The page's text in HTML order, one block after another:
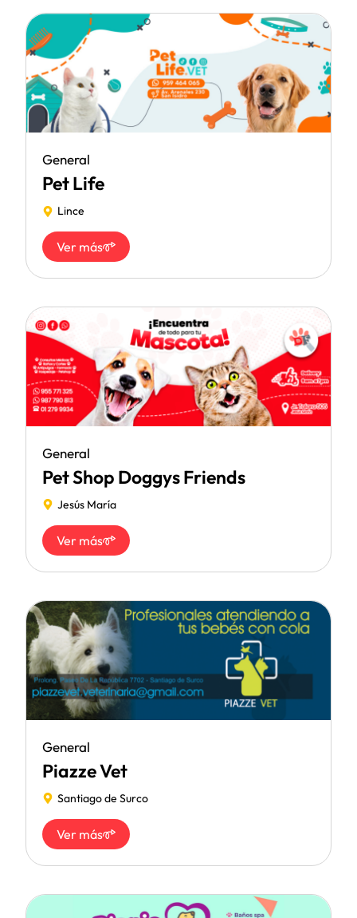
General
Pet Life
Lince
Ver más
General
Pet Shop Doggys Friends
Jesús María
Ver más
General
Piazze Vet
Santiago de Surco
Ver más